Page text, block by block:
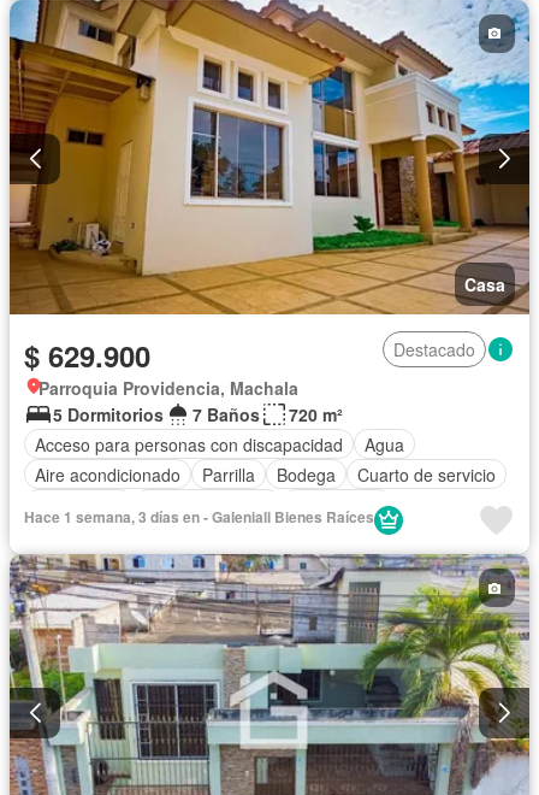
Casa
$ 629.900
Destacado
Parroquia Providencia, Machala
5 Dormitorios
7 Baños
720 m²
Acceso para personas con discapacidad
Agua
Aire acondicionado
Parrilla Bodega
Cuarto de servicio
Gas natural
Patio
Seguridad
Vista panorámica Sin amoblar
Hace 1 semana, 3 días en - Galeniall Bienes Raíces